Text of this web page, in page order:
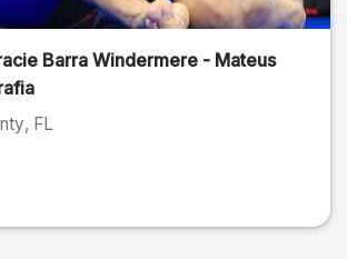
Barra Windermere - Mateus
, FL